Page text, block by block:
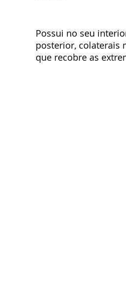
Possui no seu
posterior, colaterais
que recobre as